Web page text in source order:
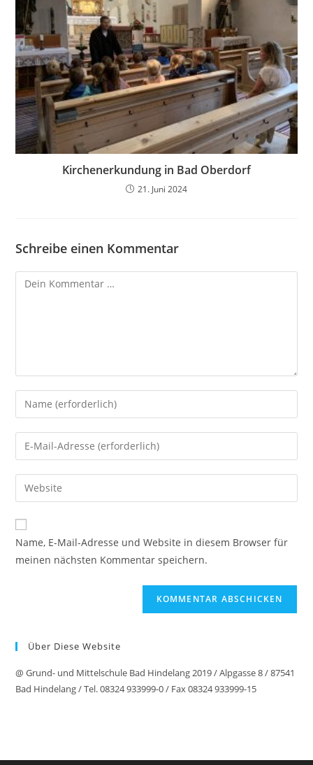
Kirchenerkundung in Bad Oberdorf
21. Juni 2024
Schreibe einen Kommentar
Kommentar
Gib
deinen
Namen
oder
zum
Kommentieren
ein
Gib
deine
E-
Mail-
zum
Kommentieren
ein
Gib
deine
Website-
URL
Name, E-Mail-Adresse und Website in diesem Browser für
meinen nächsten Kommentar speichern.
Über Diese Website
@ Grund- und Mittelschule Bad Hindelang 2019 / Alpgasse 8 / 87541
Bad Hindelang / Tel. 08324 933999-0 / Fax 08324 933999-15